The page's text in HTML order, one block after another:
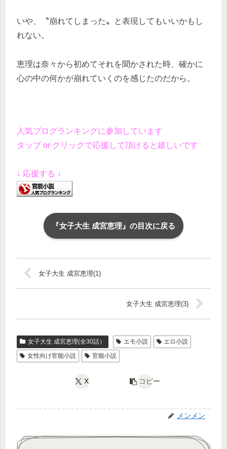
いや、〝崩れてしまった〟と表現してもいいかもし
れない。
恵理は奈々から初めてそれを聞かされた時、確かに
心の中の何かが崩れていくのを感じたのだから。
人気ブログランキングに参加しています
タップ or クリックで応援して頂けると嬉しいです
↓ 応援する ↓
『女子大生 成宮恵理』の目次に戻る
女子大生 成宮恵理(1)
女子大生 成宮恵理(3)
女子大生 成宮恵理(全30話） エモ小説
エロ小説
女性向け官能小説
官能小説
X コピー
メンメン